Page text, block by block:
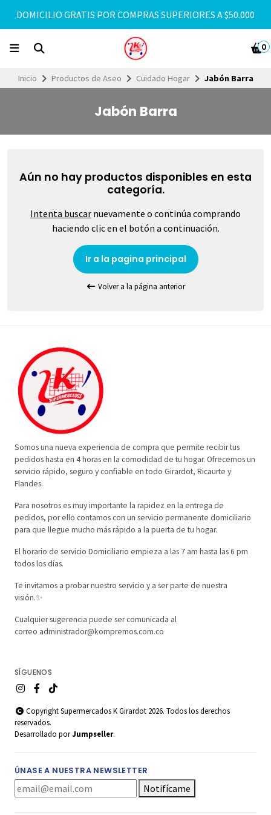
DOMICILIO GRATIS POR COMPRAS SUPERIORES A $50.000
0
Inicio Productos de Aseo Cuidado Hogar Jabón Barra
Jabón Barra
Aún no hay productos disponibles en esta
categoría.
Intenta buscar nuevamente o continúa comprando
haciendo clic en el botón a continuación.
Ir a la pagina principal
Volver a la página anterior
Somos una nueva experiencia de compra que permite recibir tus
pedidos hasta en 4 horas en la comodidad de tu hogar. Ofrecemos un
servicio rápido, seguro y confiable en todo Girardot, Ricaurte y
Flandes.
Para nosotros es muy importante la rapidez en la entrega de
pedidos, por ello contamos con un servicio permanente domiciliario
para que llegue mucho más rápido a la puerta de tu hogar.
El horario de servicio Domiciliario empieza a las 7 am hasta las 6 pm
todos los días.
Te invitamos a probar nuestro servicio y a ser parte de nuestra
visión.✨
Cualquier sugerencia puede ser comunicada al
correo administrador@kompremos.com.co
SÍGUENOS
Copyright Supermercados K Girardot 2026. Todos los derechos
reservados.
Desarrollado porJumpseller.
ÚNASE A NUESTRA NEWSLETTER
Notifícame